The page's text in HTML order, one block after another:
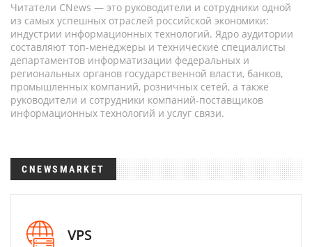
Читатели CNews — это руководители и сотрудники одной
из самых успешных отраслей российской экономики:
индустрии информационных технологий. Ядро аудитории
составляют топ-менеджеры и технические специалисты
департаментов информатизации федеральных и
региональных органов государственной власти, банков,
промышленных компаний, розничных сетей, а также
руководители и сотрудники компаний-поставщиков
информационных технологий и услуг связи.
CNEWSMARKET
VPS